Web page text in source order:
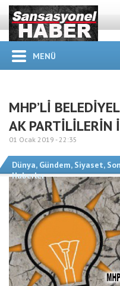
MENÜ
MHP’Lİ
AK
01 Ocak 2019 -22:35
Dünya, Gündem, Siyaset,
Haberler